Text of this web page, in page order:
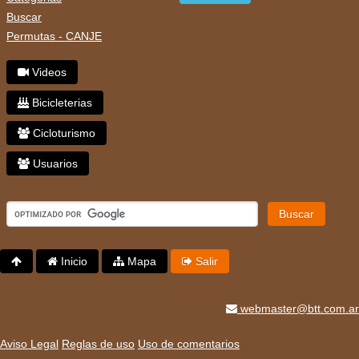
Buscar
Permutas - CANJE
Videos
Bicicleterias
Cicloturismo
Usuarios
Buscar
Inicio Mapa Salir
webmaster@btt.com.ar
Aviso Legal Reglas de uso Uso de comentarios